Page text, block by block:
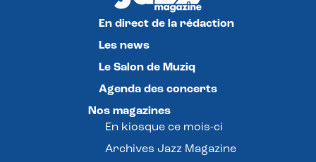
En direct de la rédaction
Les news
Le Salon de Muziq
Agenda des concerts
Nos magazines
En kiosque ce mois-ci
Archives Jazz Magazine